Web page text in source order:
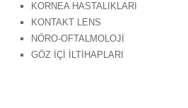
KORNEA HASTALIKLARI
KONTAKT LENS
NÖRO-OFTALMOLOJİ
GÖZ İÇİ İLTİHAPLARI